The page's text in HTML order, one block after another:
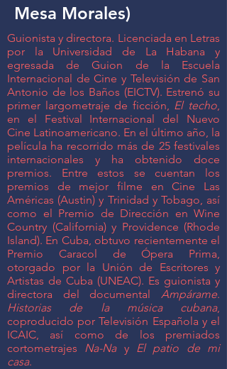
Mesa Morales)
Guionista y directora. Licenciada en Letras
por la Universidad de La Habana y
egresada de Guion de la Escuela
Internacional de Cine y Televisión de San
Antonio de los Baños (EICTV). Estrenó su
primer largometraje de ficción, El techo,
en el Festival Internacional del Nuevo
Cine Latinoamericano. En el último año, la
película ha recorrido más de 25 festivales
internacionales y ha obtenido doce
premios. Entre estos se cuentan los
premios de mejor filme en Cine Las
Américas (Austin) y Trinidad y Tobago, así
como el Premio de Dirección en Wine
Country (California) y Providence (Rhode
Island). En Cuba, obtuvo recientemente el
Premio Caracol de Ópera Prima,
otorgado por la Unión de Escritores y
Artistas de Cuba (UNEAC). Es guionista y
directora del documental Ampárame.
Historias de la música cubana,
coproducido por Televisión Española y el
ICAIC, así como de los premiados
cortometrajes Na-Nay El patio de mi
casa.